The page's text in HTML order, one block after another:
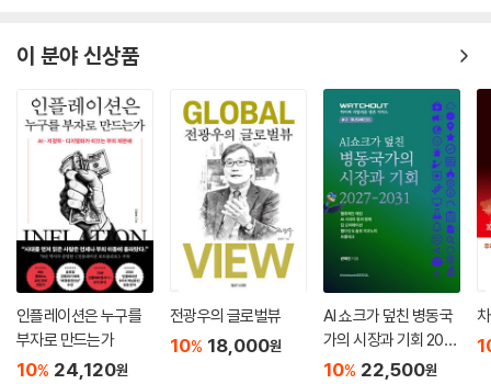
이 분야 신상품
인플레이션은 누구를
부자로 만드는가
10% 24,120원
전광우의 글로벌뷰
10% 18,000원
AI 쇼크가 덮친 병동국
가의 시장과 기회 202
7-2031
10% 22,500원